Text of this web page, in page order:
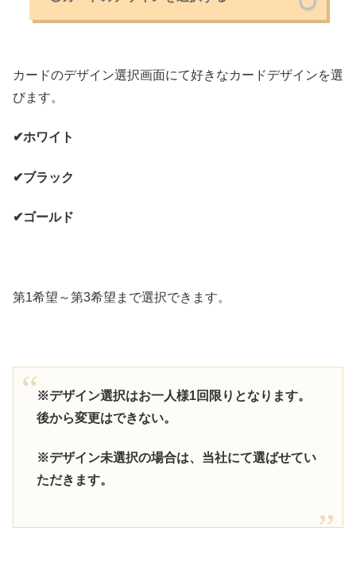
カードのデザイン選択画面にて好きなカードデザインを選
びます。
✔ホワイト
✔ブラック
✔ゴールド
第1希望～第3希望まで選択できます。
※デザイン選択はお一人様1回限りとなります。
後から変更はできない。
※デザイン未選択の場合は、当社にて選ばせてい
ただきます。